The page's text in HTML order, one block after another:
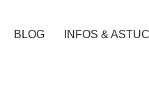
BLOG INFOS &